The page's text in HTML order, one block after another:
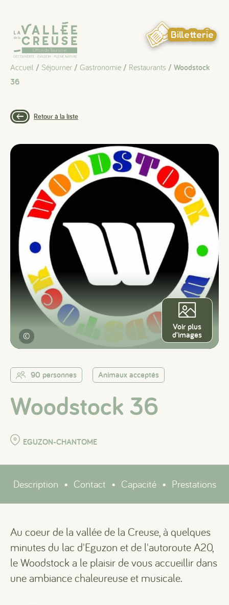
Billetterie
Accueil / Séjourner / Gastronomie / Restaurants / Woodstock
36
Retour à la liste
©
Voir plus
d'images
90 personnes Animaux acceptés
Woodstock 36
EGUZON-CHANTOME
Description • Contact • Capacité • Prestations
Au coeur de la vallée de la Creuse, à quelques
minutes du lac d'Eguzon et de l'autoroute A20,
le Woodstock a le plaisir de vous accueillir dans
une ambiance chaleureuse et musicale.